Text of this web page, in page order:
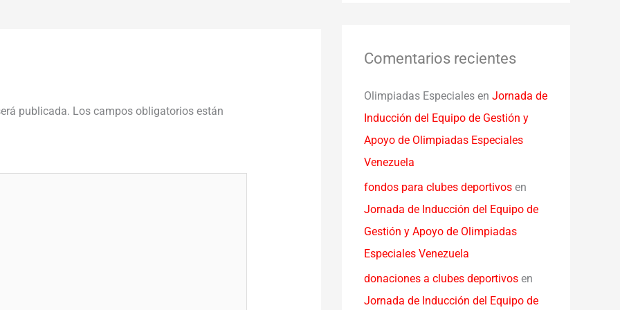
publicada. Los campos obligatorios están
Comentarios recientes
Olimpiadas Especiales en Jornada de
Inducción del Equipo de Gestión y
Apoyo de Olimpiadas Especiales
Venezuela
fondos para clubes deportivos en
Jornada de Inducción del Equipo de
Gestión y Apoyo de Olimpiadas
Especiales Venezuela
donaciones a clubes deportivos en
Jornada de Inducción del Equipo de